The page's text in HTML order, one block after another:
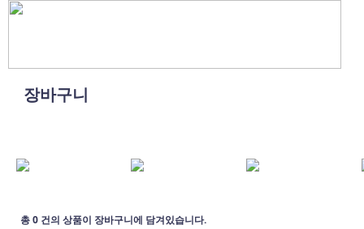
장바구니
총 0 건의 상품이 장바구니에 담겨있습니다.